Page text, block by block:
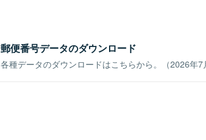
郵便番号データのダウンロード
各種データのダウンロードはこちらから。（2026年7